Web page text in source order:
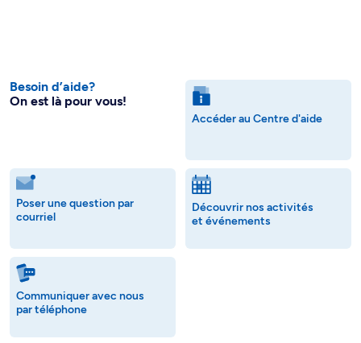
Besoin d’aide?
On est là pour vous!
Accéder au Centre d'aide
Poser une question par
courriel
Découvrir nos activités
et événements
Communiquer avec nous
par téléphone